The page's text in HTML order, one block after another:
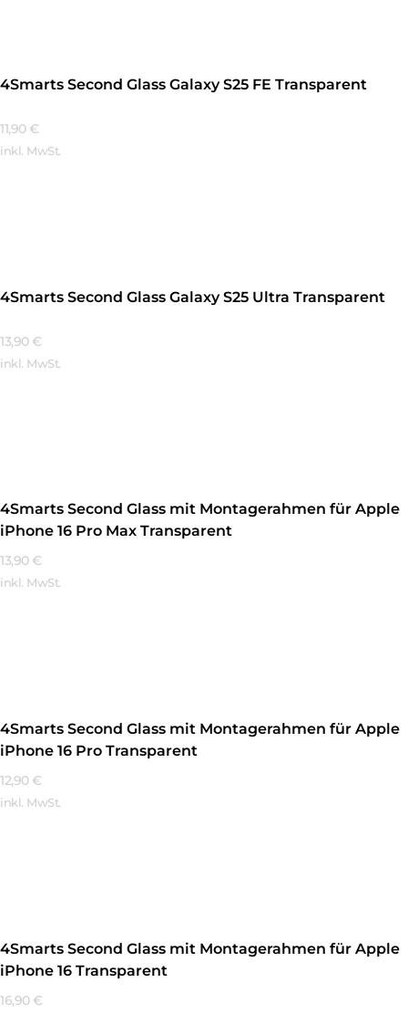
4Smarts Second Glass Galaxy S25 FE Transparent
11,90 €
inkl. MwSt.
4Smarts Second Glass Galaxy S25 Ultra Transparent
13,90 €
inkl. MwSt.
4Smarts Second Glass mit Montagerahmen für Apple
iPhone 16 Pro Max Transparent
13,90 €
inkl. MwSt.
4Smarts Second Glass mit Montagerahmen für Apple
iPhone 16 Pro Transparent
12,90 €
inkl. MwSt.
4Smarts Second Glass mit Montagerahmen für Apple
iPhone 16 Transparent
16,90 €